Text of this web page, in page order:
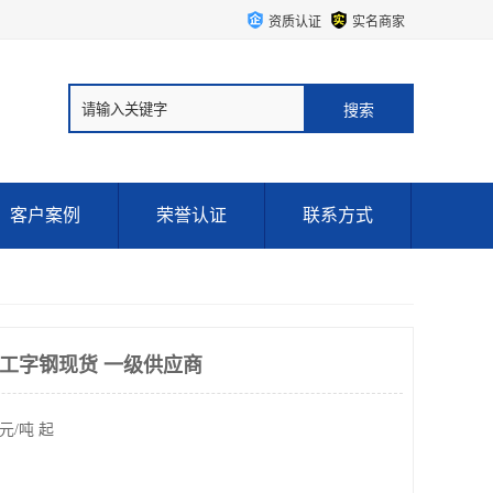
资质认证 实名商家
客户案例 荣誉认证 联系方式
字钢现货 一级供应商
元/吨 起